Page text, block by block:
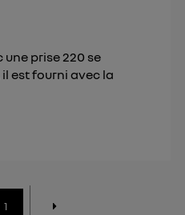
prise 220 se
est fourni avec la
1